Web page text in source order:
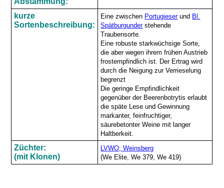
kurze
Sortenbeschreibung:
Eine zwischen Portugieserund Bl.
Spätburgunderstehende
Traubensorte.
Eine robuste starkwüchsige Sorte,
die aber wegen ihrem frühen Austrieb
frostempfindlich ist. Der Ertrag wird
durch die Neigung zur Verrieselung
begrenzt
Die geringe Empfindlichkeit
gegenüber der Beerenbotrytis erlaubt
die späte Lese und Gewinnung
markanter, feinfruchtiger,
säurebetonter Weine mit langer
Haltberkeit.
Züchter:
(mit Klonen)
LVWO; Weinsberg
(We Elite, We 379, We 419)